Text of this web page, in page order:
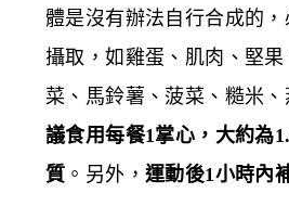
體是沒有辦法自行合成的
攝取，如雞蛋、肌肉、堅
菜、馬鈴薯、菠菜、糙米、
議食用每餐1掌心，大約為
質 。另外，運動後1小時內